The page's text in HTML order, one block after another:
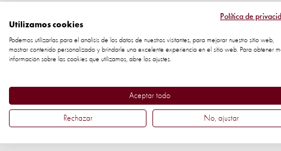
Este es el primer estudio científico a
nebulosas.
El estudio, publicado en la revista
una nueva tendencia de criar panteras
mascotas o como utilería viva para las
cuanto al bienestar animal de los
Política de
Utilizamos cookies
Podemos utilizarlas para el análisis de los datos de nuestros visitantes, para mejorar nuestro sitio web,
mostrar contenido personalizado y brindarle una excelente experiencia en el sitio web. Para obtener
información sobre las cookies que utilizamos, abre los ajustes.
Aceptar todo
Rechazar No, ajustar